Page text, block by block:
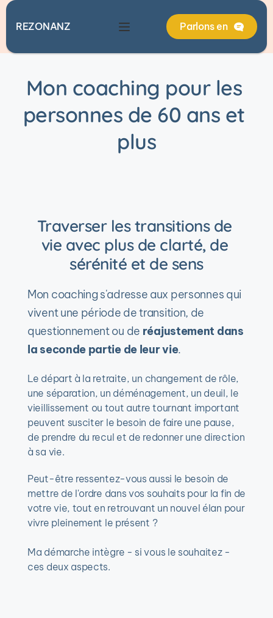
REZONANZ Parlons en
Mon coaching pour les
personnes de 60 ans et
plus
Traverser les transitions de
vie avec plus de clarté, de
sérénité et de sens
Mon coaching s'adresse aux personnes qui
vivent une période de transition, de
questionnement ou de réajustement dans
la seconde partie de leur vie.
Le départ à la retraite, un changement de rôle,
une séparation, un déménagement, un deuil, le
vieillissement ou tout autre tournant important
peuvent susciter le besoin de faire une pause,
de prendre du recul et de redonner une direction
à sa vie.
Peut-être ressentez-vous aussi le besoin de
mettre de l'ordre dans vos souhaits pour la fin de
votre vie, tout en retrouvant un nouvel élan pour
vivre pleinement le présent ?
Ma démarche intègre - si vous le souhaitez -
ces deux aspects.